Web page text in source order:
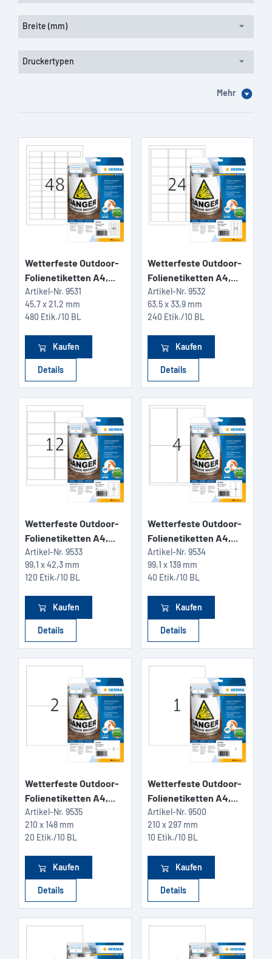
Breite (mm)
Druckertypen
Mehr
Wetterfeste Outdoor-
Folienetiketten A4,...
Artikel-Nr. 9531
45,7 x 21,2 mm
480 Etik./10 BL
Kaufen
Details
Wetterfeste Outdoor-
Folienetiketten A4,...
Artikel-Nr. 9532
63,5 x 33,9 mm
240 Etik./10 BL
Kaufen
Details
Wetterfeste Outdoor-
Folienetiketten A4,...
Artikel-Nr. 9533
99,1 x 42,3 mm
120 Etik./10 BL
Kaufen
Details
Wetterfeste Outdoor-
Folienetiketten A4,...
Artikel-Nr. 9534
99,1 x 139 mm
40 Etik./10 BL
Kaufen
Details
Wetterfeste Outdoor-
Folienetiketten A4,...
Artikel-Nr. 9535
210 x 148 mm
20 Etik./10 BL
Kaufen
Details
Wetterfeste Outdoor-
Folienetiketten A4,...
Artikel-Nr. 9500
210 x 297 mm
10 Etik./10 BL
Kaufen
Details